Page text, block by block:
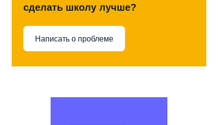
сделать школу лучше?
Написать о проблеме